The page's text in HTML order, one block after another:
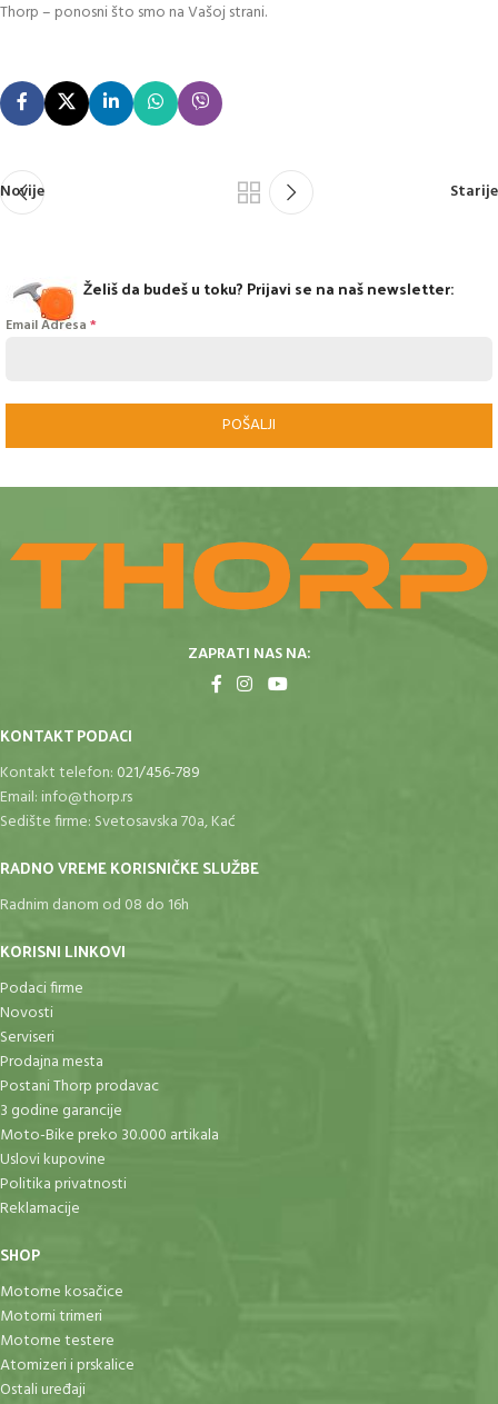
Thorp – ponosni što smo na Vašoj strani.
Novije Starije
Želiš da budeš u toku? Prijavi se na naš newsletter:
Email Adresa *
POŠALJI
ZAPRATI NAS NA:
KONTAKT PODACI
Kontakt telefon: 021/456-789
Email: info@thorp.rs
Sedište firme: Svetosavska 70a, Kać
RADNO VREME KORISNIČKE SLUŽBE
Radnim danom od 08 do 16h
KORISNI LINKOVI
Podaci firme
Novosti
Serviseri
Prodajna mesta
Postani Thorp prodavac
3 godine garancije
Moto-Bike preko 30.000 artikala
Uslovi kupovine
Politika privatnosti
Reklamacije
SHOP
Motorne kosačice
Motorni trimeri
Motorne testere
Atomizeri i prskalice
Ostali uređaji